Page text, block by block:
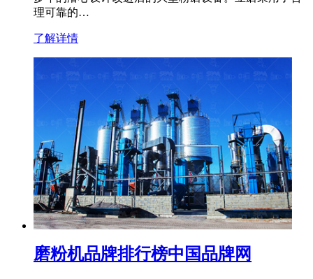
理可靠的…
了解详情
磨粉机品牌排行榜中国品牌网